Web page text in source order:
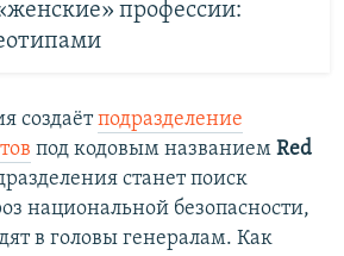
профессии:
создаётподразделение
под кодовым названием Red
станет поиск
национальной безопасности,
в головы генералам. Как